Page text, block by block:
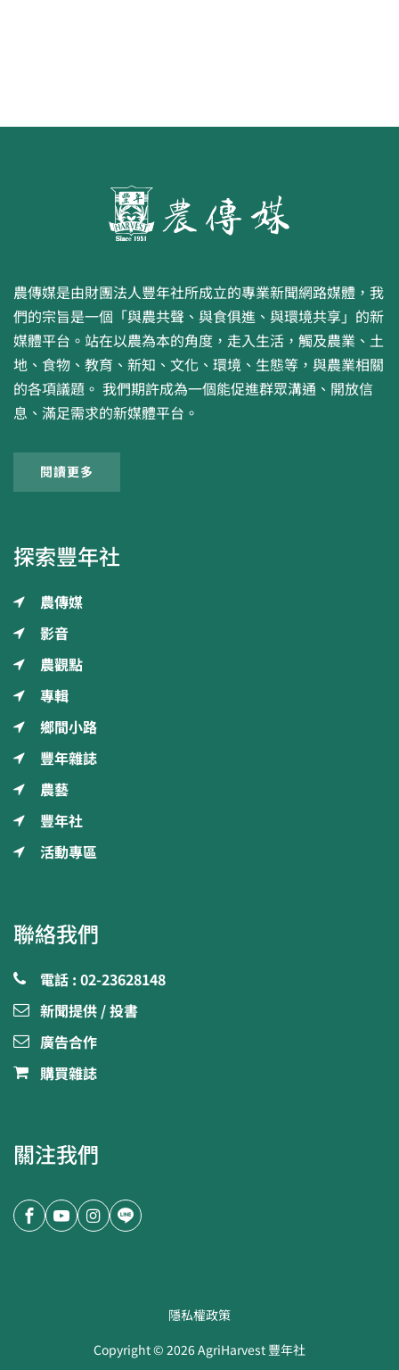
農傳媒是由財團法人豐年社所成立的專業新聞網路媒體，我
們的宗旨是一個「與農共聲、與食俱進、與環境共享」的新
媒體平台。站在以農為本的角度，走入生活，觸及農業、土
地、食物、教育、新知、文化、環境、生態等，與農業相關
的各項議題。 我們期許成為一個能促進群眾溝通、開放信
息、滿足需求的新媒體平台。
閱讀更多
探索豐年社
農傳媒
影音
農觀點
專輯
鄉間小路
豐年雜誌
農藝
豐年社
活動專區
聯絡我們
電話 : 02-23628148
新聞提供 / 投書
廣告合作
購買雜誌
關注我們
隱私權政策
Copyright ©2026AgriHarvest 豐年社